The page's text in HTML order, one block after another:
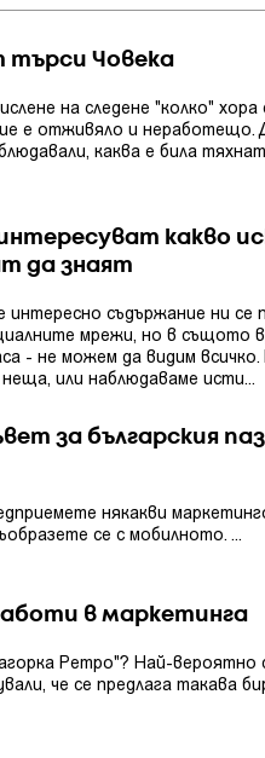
Човека
на следене "колко" хора
е отживяло и неработещо.
каква е била
какво
да знаят
интересно съдържание ни се
мрежи, но в същото
- не можем да видим всичко.
или наблюдаваме исти...
за българския
някакви
се с мобилното. ...
в маркетинга
Ретро"? Най-вероятно
че се предлага такава